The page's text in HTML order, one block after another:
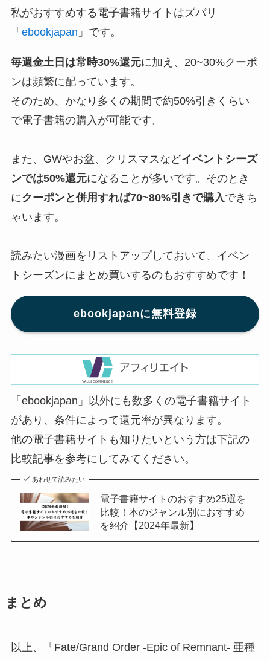
私がおすすめする電子書籍サイトはズバリ
「 ebookjapan 」です。
毎週金土日は常時30%還元に加え、20~30%クーポ
ンは頻繁に配っています。
そのため、かなり多くの期間で約50%引きくらい
で電子書籍の購入が可能です。
また、GWやお盆、クリスマスなどイベントシーズ
ンでは50%還元になることが多いです。そのとき
にクーポンと併用すれば70~80%引きで購入できち
ゃいます。
読みたい漫画をリストアップしておいて、イベン
トシーズンにまとめ買いするのもおすすめです！
ebookjapanに無料登録
「ebookjapan」以外にも数多くの電子書籍サイト
があり、条件によって還元率が異なります。
他の電子書籍サイトも知りたいという方は下記の
比較記事を参考にしてみてください。
あわせて読みたい
電子書籍サイトのおすすめ25選を
比較！本のジャンル別におすすめ
を紹介【2024年最新】
まとめ
以上、「Fate/Grand Order -Epic of Remnant- 亜種